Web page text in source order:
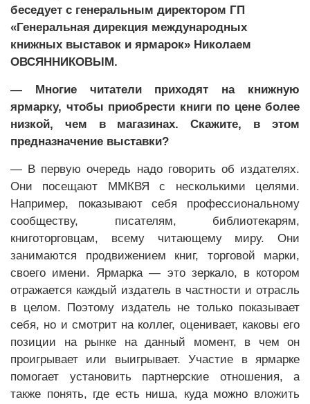
беседует с генеральным директором ГП
«Генеральная дирекция международных
книжных выставок и ярмарок» Николаем
ОВСЯННИКОВЫМ.
— Многие читатели приходят на книжную
ярмарку, чтобы приобрести книги по цене более
низкой, чем в магазинах. Скажите, в этом
предназначение выставки?
— В первую очередь надо говорить об издателях.
Они посещают ММКВЯ с несколькими целями.
Например, показывают себя профессиональному
сообществу, писателям, библиотекарям,
книготорговцам, всему читающему миру. Они
занимаются продвижением книг, торговой марки,
своего имени. Ярмарка — это зеркало, в котором
отражается каждый издатель в частности и отрасль
в целом. Поэтому издатель не только показывает
себя, но и смотрит на коллег, оценивает, каковы его
позиции на рынке на данный момент, в чем он
проигрывает или выигрывает. Участие в ярмарке
помогает установить партнерские отношения, а
также понять, где есть ниша, куда можно вложить